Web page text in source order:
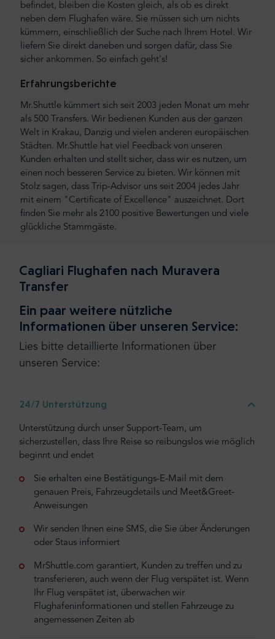
befindet, bleiben die Kosten gleich, als ob es direkt
neben dem Flughafen wäre. Sie müssen sich um nichts
kümmern, einschließlich der Suche nach Ihrem Hotel. Wir
liefern Sie direkt daneben und sorgen dafür, dass Sie
sicher ankommen. So einfach geht's!
Erfahrungsberichte
Mr.Shuttle kümmert sich seit 2003 jeden Monat um mehr
als 500 Transfers. Wir bedienen Kunden aus der ganzen
Welt in Krakau, Danzig und vielen anderen europäischen
Städten. Mr.Shuttle hat viel Feedback von unseren
Kunden erhalten und stellt sicher, dass wir es nutzen, um
einen noch besseren Service zu bieten. Wir können mit
Stolz sagen, dass Trip-Advisor uns seit 2004 jedes Jahr
mit einem "Certificate of Excellence" auszeichnet. Dort
finden Sie mehr als 2100 positive Bewertungen und viele
glückliche Stammgäste.
Cagliari Flughafen nach Muravera
Transfer
Ein paar weitere nützliche
Informationen über unseren Service:
Lies bitte detaillierte Informationen über
unseren Service:
24/7 Unterstützung
Unterstützung durch unser Support-Team, um
sicherzustellen, dass Ihre Reise so reibungslos wie möglich
beginnt und endet
Sie erhalten eine Bestätigungs-E-Mail mit dem
genauen Preis, Fahrzeugdetails und Meet&Greet-
Anweisungen
Wir senden Ihnen eine SMS, die Sie über Änderungen
oder Staus informiert
MrShuttle.com garantiert, Kunden zu treffen und zu
transferieren, auch wenn der Flug verspätet ist. Wenn
Ihr Flug verspätet ist, überwachen wir
Flughafeninformationen und stellen Fahrzeuge zu
angemessenen Zeiten ab